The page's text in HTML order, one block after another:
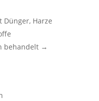
Dünger, Harze
behandelt →